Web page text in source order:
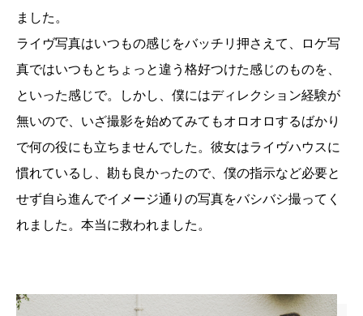
ました。
ライヴ写真はいつもの感じをバッチリ押さえて、ロケ写
真ではいつもとちょっと違う格好つけた感じのものを、
といった感じで。しかし、僕にはディレクション経験が
無いので、いざ撮影を始めてみてもオロオロするばかり
で何の役にも立ちませんでした。彼女はライヴハウスに
慣れているし、勘も良かったので、僕の指示など必要と
せず自ら進んでイメージ通りの写真をバシバシ撮ってく
れました。本当に救われました。